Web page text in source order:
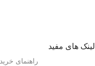
لینک های مفید
راهنمای خرید